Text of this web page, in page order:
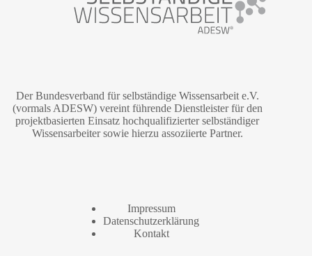
Der Bundesverband für selbständige Wissensarbeit e.V.
(vormals ADESW) vereint führende Dienstleister für den
projektbasierten Einsatz hochqualifizierter selbständiger
Wissensarbeiter sowie hierzu assoziierte Partner.
Impressum
Datenschutzerklärung
Kontakt